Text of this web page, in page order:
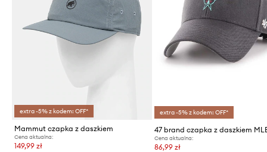
extra -5% z kodem: OFF*
Mammut czapka z daszkiem
Cena aktualna:
149,99 zł
extra -5% z kodem: OFF*
Cena aktualna:
86,99 zł